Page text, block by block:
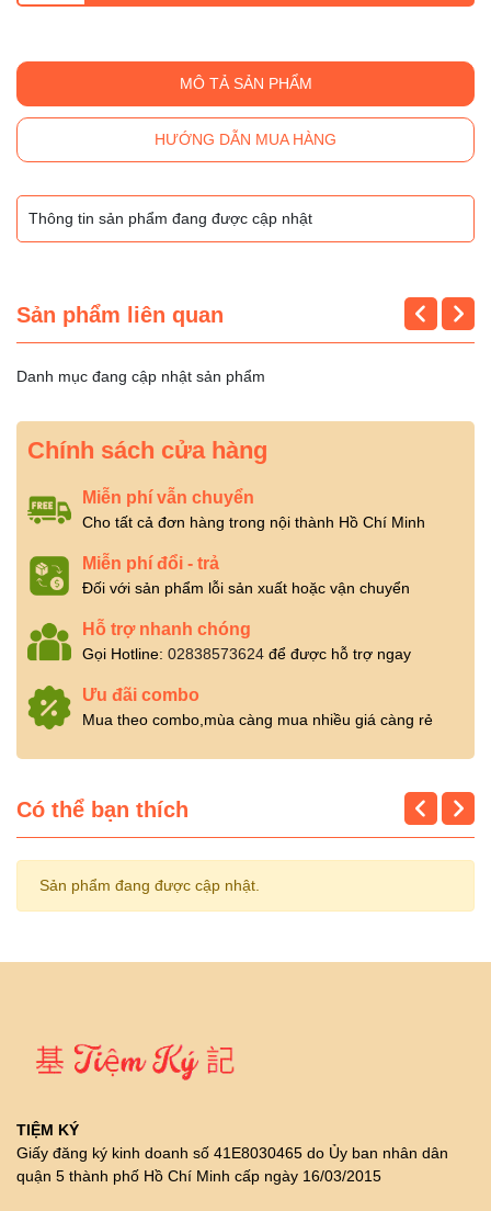
MÔ TẢ SẢN PHẨM
HƯỚNG DẪN MUA HÀNG
Thông tin sản phẩm đang được cập nhật
Sản phẩm liên quan
Danh mục đang cập nhật sản phẩm
Chính sách cửa hàng
Miễn phí vẫn chuyển
Cho tất cả đơn hàng trong nội thành Hồ Chí Minh
Miễn phí đổi - trả
Đối với sản phẩm lỗi sản xuất hoặc vận chuyển
Hỗ trợ nhanh chóng
Gọi Hotline: 02838573624 để được hỗ trợ ngay
Ưu đãi combo
Mua theo combo,mùa càng mua nhiều giá càng rẻ
Có thể bạn thích
Sản phẩm đang được cập nhật.
TIỆM KÝ
Giấy đăng ký kinh doanh số 41E8030465 do Ủy ban nhân dân
quận 5 thành phố Hồ Chí Minh cấp ngày 16/03/2015